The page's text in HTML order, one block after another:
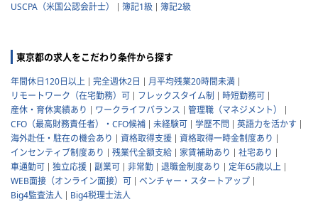
USCPA（米国公認会計士）
簿記1級 簿記2級
東京都の求人をこだわり条件から探す
年間休日120日以上 完全週休2日
月平均残業20時間未満
リモートワーク（在宅勤務）可
フレックスタイム制
時短勤務可
産休・育休実績あり
ワークライフバランス
管理職（マネジメント）
CFO（最高財務責任者）・CFO候補
未経験可 学歴不問
英語力を活かす
海外赴任・駐在の機会あり
資格取得支援
資格取得一時金制度あり
インセンティブ制度あり
残業代全額支給 家賃補助あり
社宅あり
車通勤可
独立応援 副業可 非常勤 退職金制度あり
定年65歳以上
WEB面接（オンライン面接）可
ベンチャー・スタートアップ
Big4監査法人
Big4税理士法人